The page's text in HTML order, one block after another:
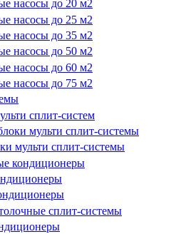
насосы до 20 м2
насосы до 25 м2
насосы до 35 м2
насосы до 50 м2
насосы до 60 м2
насосы до 75 м2
сплит-систем
мульти сплит-системы
мульти сплит-системы
кондиционеры
сплит-системы